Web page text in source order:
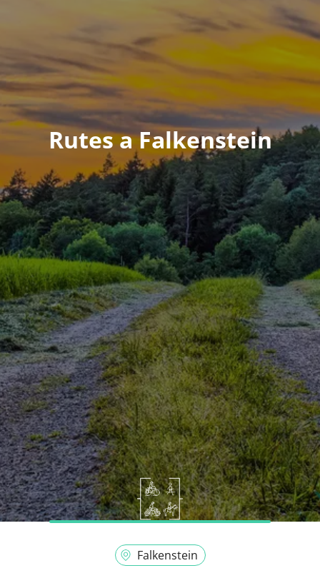
Rutes a Falkenstein
Falkenstein